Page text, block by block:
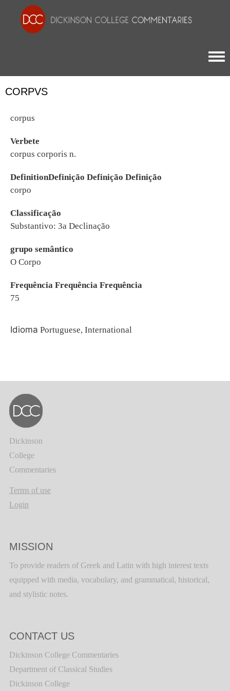
CORPVS
corpus
Verbete
corpus corporis n.
DefinitionDefinição Definição Definição
corpo
Classificação
Substantivo: 3a Declinação
grupo semântico
O Corpo
Frequência Frequência Frequência
75
Idioma Portuguese, International
Dickinson
College
Commentaries
Terms of use
Login
MISSION
To provide readers of Greek and Latin with high interest texts
equipped with media, vocabulary, and grammatical, historical,
and stylistic notes.
CONTACT US
Dickinson College Commentaries
Department of Classical Studies
Dickinson College